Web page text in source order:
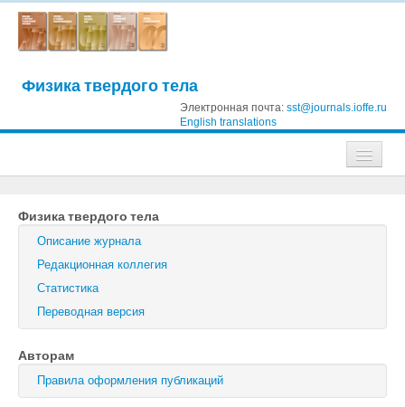
Физика твердого тела
Электронная почта: sst@journals.ioffe.ru
English translations
Журнал технической физики
Письма в Журнал технической физики
Физика твердого тела
Физика и техника полупроводников
Оптика и спектроскопия
Поиск
Физика твердого тела
Описание журнала
Редакционная коллегия
Статистика
Переводная версия
Авторам
Правила оформления публикаций